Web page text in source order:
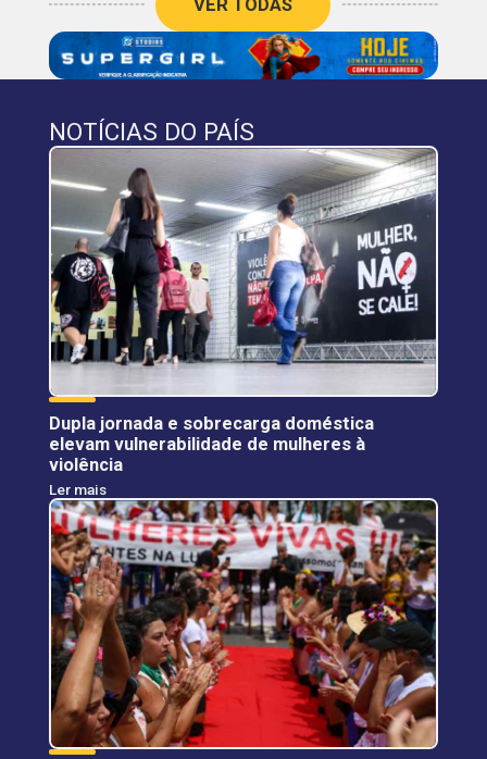
VER TODAS
NOTÍCIAS DO PAÍS
Dupla jornada e sobrecarga doméstica
elevam vulnerabilidade de mulheres à
violência
Ler mais